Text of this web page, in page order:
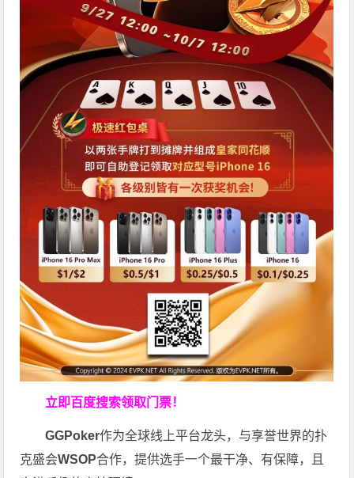
立即百度搜索领取门票！
GGPoker作为全球线上平台龙头，与享誉世界的扑
克盛会WSOP合作，提供选手一个最干净、有保障，且